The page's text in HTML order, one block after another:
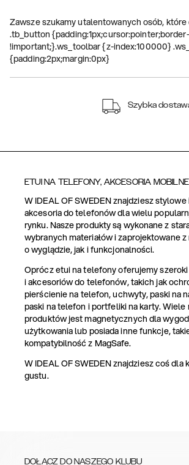
Zawsze szukamy utalentowanych osób,
.tb_button
!important;}.ws_toolbar {z-index:100000}
{padding:2px;margin:0px}
Szybka
ETUI NA TELEFONY, AKCESORIA
W IDEAL OF SWEDEN znajdziesz
akcesoria do telefonów dla wielu
rynku. Nasze produkty są wykonane z
wybranych materiałów i zaprojektowane
o wyglądzie, jak i funkcjonalności.
Oprócz etui na telefony oferujemy
i akcesoriów do telefonów, takich jak
pierścienie na telefon, uchwyty, paski na
paski na telefon i portfeliki na karty. Wiele
produktów jest magnetycznych dla
użytkowania lub posiada inne funkcje,
kompatybilność z MagSafe.
W IDEAL OF SWEDEN znajdziesz coś dla
gustu.
DOŁĄCZ DO NASZEGO KLUBU